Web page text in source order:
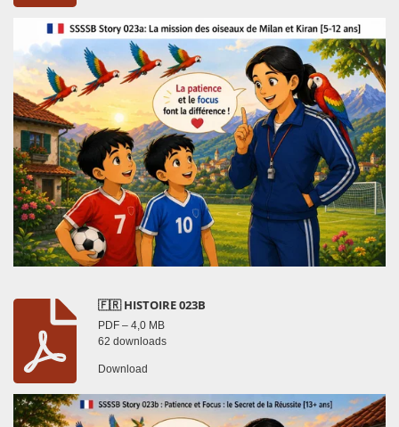
🇫🇷 HISTOIRE 023B
PDF – 4,0 MB
62 downloads
Download